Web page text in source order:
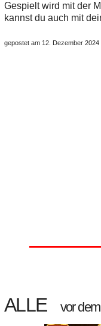
Gespielt wird mit der
kannst du auch mit
gepostet am 12. Dezember
ALLE vor